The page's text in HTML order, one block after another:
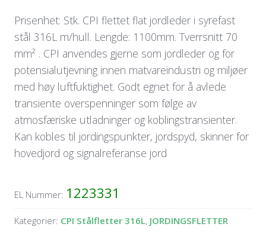
Prisenhet: Stk. CPI flettet flat jordleder i syrefast
stål 316L m/hull. Lengde: 1100mm. Tverrsnitt 70
mm² . CPI anvendes gjerne som jordleder og for
potensialutjevning innen matvareindustri og miljøer
med høy luftfuktighet. Godt egnet for å avlede
transiente overspenninger som følge av
atmosfæriske utladninger og koblingstransienter.
Kan kobles til jordingspunkter, jordspyd, skinner for
hovedjord og signalreferanse jord
EL Nummer: 1223331
Kategorier: CPI Stålfletter 316L, JORDINGSFLETTER